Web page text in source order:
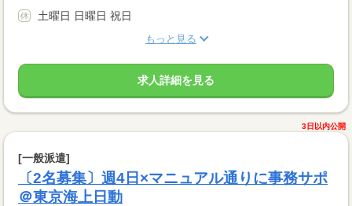
土曜日 日曜日 祝日
もっと見る
求人詳細を見る
3日以内公開
[一般派遣]
〔2名募集〕週4日×マニュアル通りに事務サポ
＠東京海上日動